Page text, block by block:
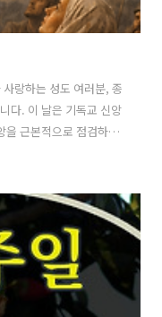
랑하는 성도 여러분, 종
다. 이 날은 기독교 신앙
을 근본적으로 점검하게
으로 제시하지 않습니
고 있습니다. 왜냐하면
는 왕이기 때문입니다.
가로 향하는 길의 시작
해된 환호입니다. 그러